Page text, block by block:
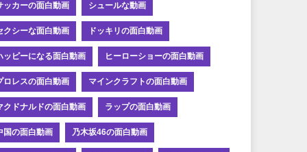
ッカーの面白動画 シュールな動画
クシーな面白動画 ドッキリの面白動画
ッピーになる面白動画 ヒーローショーの面白動画
ロレスの面白動画 マインクラフトの面白動画
クドナルドの面白動画 ラップの面白動画
国の面白動画 乃木坂46の面白動画